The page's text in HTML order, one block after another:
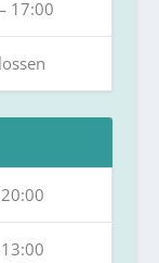
17:00